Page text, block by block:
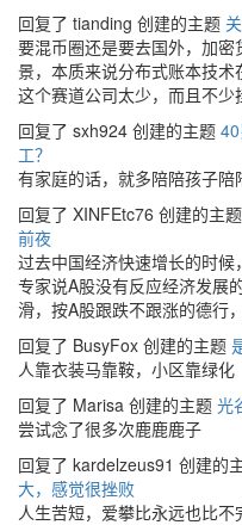
回复了 tianding 创建的主题
要混币圈还是要去国外，加
景，本质来说分布式账本技
这个赛道公司太少，而且不少
回复了 sxh924 创建的主题
工？
有家庭的话，就多陪陪孩子
回复了 XINFEtc76 创建的主题
前夜
过去中国经济快速增长的时候
专家说A股没有反应经济发展
滑，按A股跟跌不跟涨的德行
回复了 BusyFox 创建的主题
人靠衣装马靠鞍，小区靠绿化
回复了 Marisa 创建的主题 光
尝试念了很多次鹿鹿鹿子
回复了 kardelzeus91 创建的
大，感觉很挫败
人生苦短，爱攀比永远也比